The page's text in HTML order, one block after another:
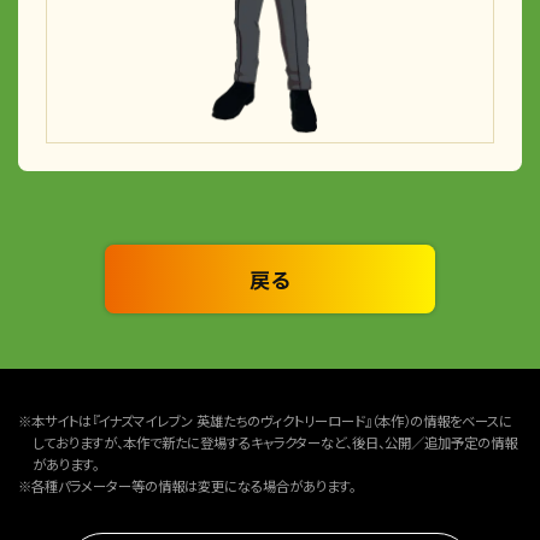
戻る
※本サイトは『イナズマイレブン 英雄たちのヴィクトリーロード』（本作）の情報をベースに
しておりますが、本作で新たに登場するキャラクターなど、後日、公開／追加予定の情報
があります。
※各種パラメーター等の情報は変更になる場合があります。